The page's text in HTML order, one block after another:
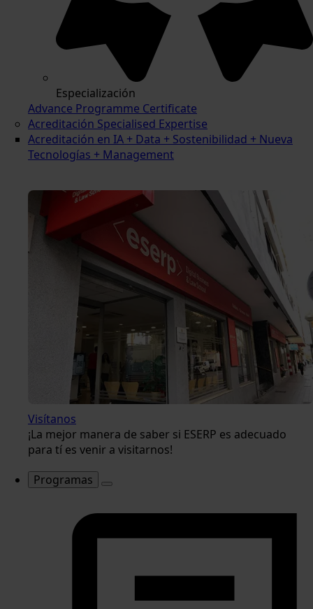
Especialización
Advance Programme Certificate
Acreditación Specialised Expertise
Acreditación en IA + Data + Sostenibilidad + Nueva
Tecnologías + Management
Visítanos
¡La mejor manera de saber si ESERP es adecuado
para tí es venir a visitarnos!
Programas